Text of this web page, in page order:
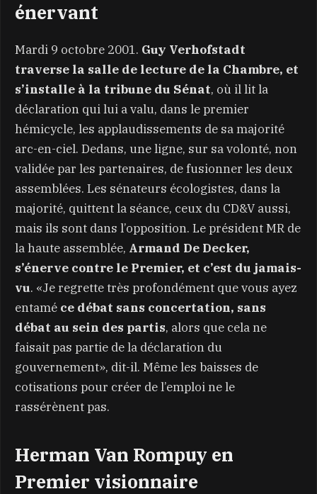
énervant
Mardi 9 octobre 2001. Guy Verhofstadt
traverse la salle de lecture de la Chambre, et
s’installe à la tribune du Sénat, où il lit la
déclaration qui lui a valu, dans le premier
hémicycle, les applaudissements de sa majorité
arc-en-ciel. Dedans, une ligne, sur sa volonté, non
validée par les partenaires, de fusionner les deux
assemblées. Les sénateurs écologistes, dans la
majorité, quittent la séance, ceux du CD&V aussi,
mais ils sont dans l’opposition. Le président MR de
la haute assemblée, Armand De Decker,
s’énerve contre le Premier, et c’est du jamais-
vu. «Je regrette très profondément que vous ayez
entamé ce débat sans concertation, sans
débat au sein des partis, alors que cela ne
faisait pas partie de la déclaration du
gouvernement», dit-il. Même les baisses de
cotisations pour créer de l’emploi ne le
rassérènent pas.
Herman Van Rompuy en
Premier visionnaire